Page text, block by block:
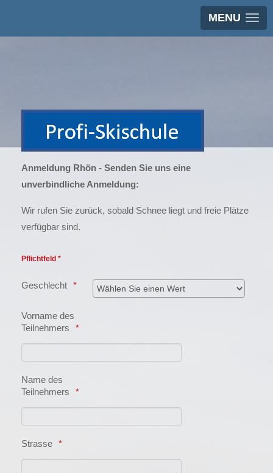
MENU
Anmeldung Rhön - Senden Sie uns eine
unverbindliche Anmeldung:
Wir rufen Sie zurück, sobald Schnee liegt und freie Plätze
verfügbar sind.
Pflichtfeld *
Geschlecht
Vorname des
Teilnehmers
Name des
Teilnehmers
Strasse